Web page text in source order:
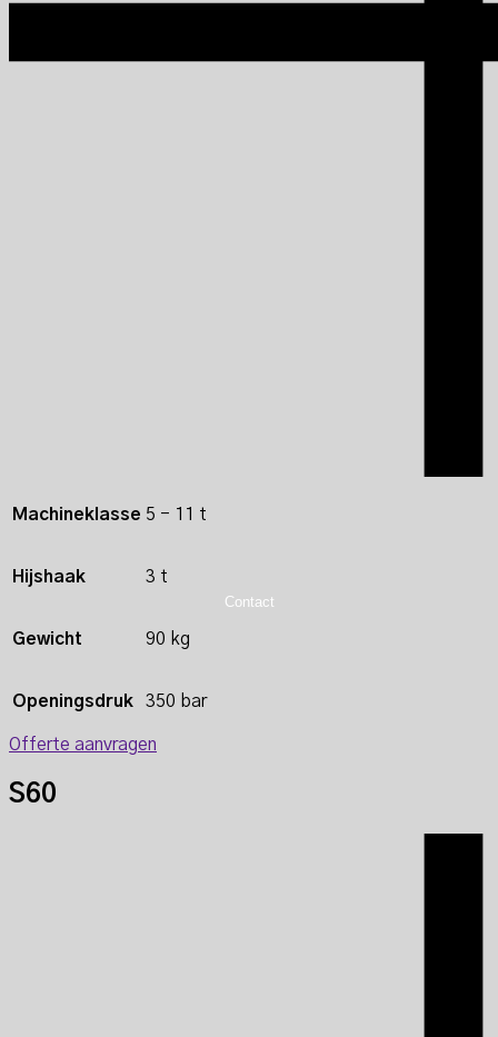
Contact
Machineklasse 5 - 11 t
Hijshaak 3 t
Gewicht 90 kg
Openingsdruk 350 bar
Offerte aanvragen
S60